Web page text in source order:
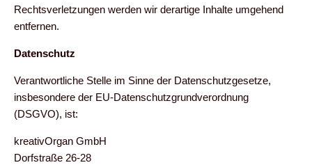
Rechtsverletzungen werden wir derartige Inhalte umgehend
entfernen.
Datenschutz
Verantwortliche Stelle im Sinne der Datenschutzgesetze,
insbesondere der EU-Datenschutzgrundverordnung
(DSGVO), ist:
kreativOrgan GmbH
Dorfstraße 26-28